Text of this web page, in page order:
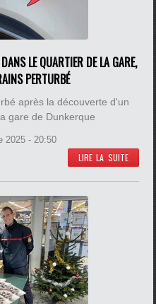
LE QUARTIER DE LA GARE,
PERTURBÉ
après la découverte d'un
gare de Dunkerque
2025 - 20:50
LIRE LA SUITE